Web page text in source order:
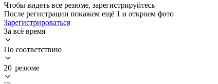
Чтобы видеть все резюме, зарегистрируйтесь
После регистрации покажем ещё 1 и откроем фото
Зарегистрироваться
За всё время
По соответствию
20 резюме